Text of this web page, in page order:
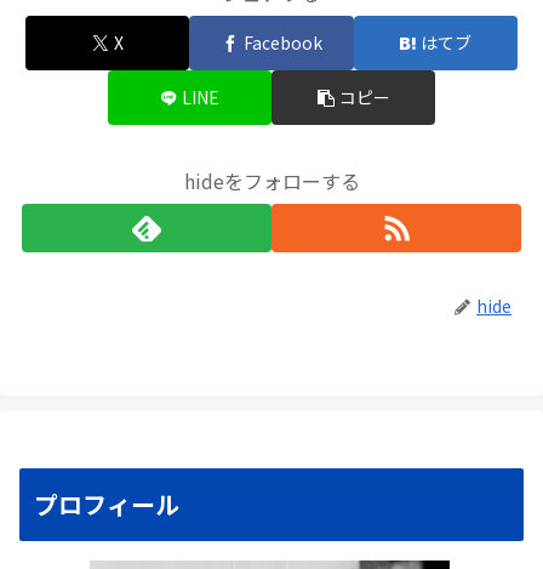
X Facebook はてブ
LINE コピー
hideをフォローする
hide
プロフィール